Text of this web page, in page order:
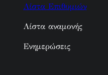
Λίστα Επιθυμιών
Λίστα αναμονής
Ενημερώσεις